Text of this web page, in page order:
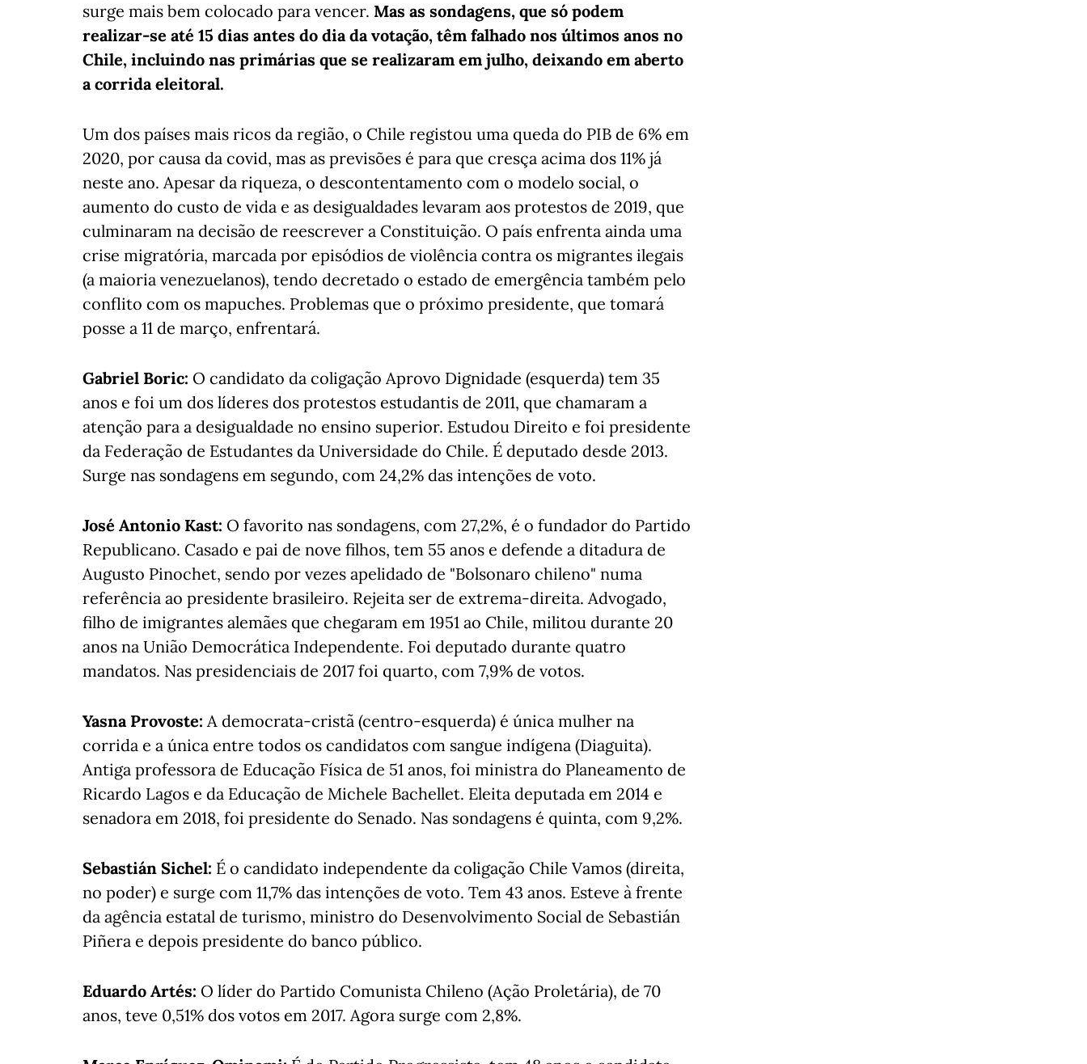
surge mais bem colocado para vencer. Mas as sondagens, que só podem
realizar-se até 15 dias antes do dia da votação, têm falhado nos últimos anos no
Chile, incluindo nas primárias que se realizaram em julho, deixando em aberto
a corrida eleitoral.
Um dos países mais ricos da região, o Chile registou uma queda do PIB de 6% em
2020, por causa da covid, mas as previsões é para que cresça acima dos 11% já
neste ano. Apesar da riqueza, o descontentamento com o modelo social, o
aumento do custo de vida e as desigualdades levaram aos protestos de 2019, que
culminaram na decisão de reescrever a Constituição. O país enfrenta ainda uma
crise migratória, marcada por episódios de violência contra os migrantes ilegais
(a maioria venezuelanos), tendo decretado o estado de emergência também pelo
conflito com os mapuches. Problemas que o próximo presidente, que tomará
posse a 11 de março, enfrentará.
Gabriel Boric: O candidato da coligação Aprovo Dignidade (esquerda) tem 35
anos e foi um dos líderes dos protestos estudantis de 2011, que chamaram a
atenção para a desigualdade no ensino superior. Estudou Direito e foi presidente
da Federação de Estudantes da Universidade do Chile. É deputado desde 2013.
Surge nas sondagens em segundo, com 24,2% das intenções de voto.
José Antonio Kast: O favorito nas sondagens, com 27,2%, é o fundador do Partido
Republicano. Casado e pai de nove filhos, tem 55 anos e defende a ditadura de
Augusto Pinochet, sendo por vezes apelidado de "Bolsonaro chileno" numa
referência ao presidente brasileiro. Rejeita ser de extrema-direita. Advogado,
filho de imigrantes alemães que chegaram em 1951 ao Chile, militou durante 20
anos na União Democrática Independente. Foi deputado durante quatro
mandatos. Nas presidenciais de 2017 foi quarto, com 7,9% de votos.
Yasna Provoste: A democrata-cristã (centro-esquerda) é única mulher na
corrida e a única entre todos os candidatos com sangue indígena (Diaguita).
Antiga professora de Educação Física de 51 anos, foi ministra do Planeamento de
Ricardo Lagos e da Educação de Michele Bachellet. Eleita deputada em 2014 e
senadora em 2018, foi presidente do Senado. Nas sondagens é quinta, com 9,2%.
Sebastián Sichel: É o candidato independente da coligação Chile Vamos (direita,
no poder) e surge com 11,7% das intenções de voto. Tem 43 anos. Esteve à frente
da agência estatal de turismo, ministro do Desenvolvimento Social de Sebastián
Piñera e depois presidente do banco público.
Eduardo Artés: O líder do Partido Comunista Chileno (Ação Proletária), de 70
anos, teve 0,51% dos votos em 2017. Agora surge com 2,8%.